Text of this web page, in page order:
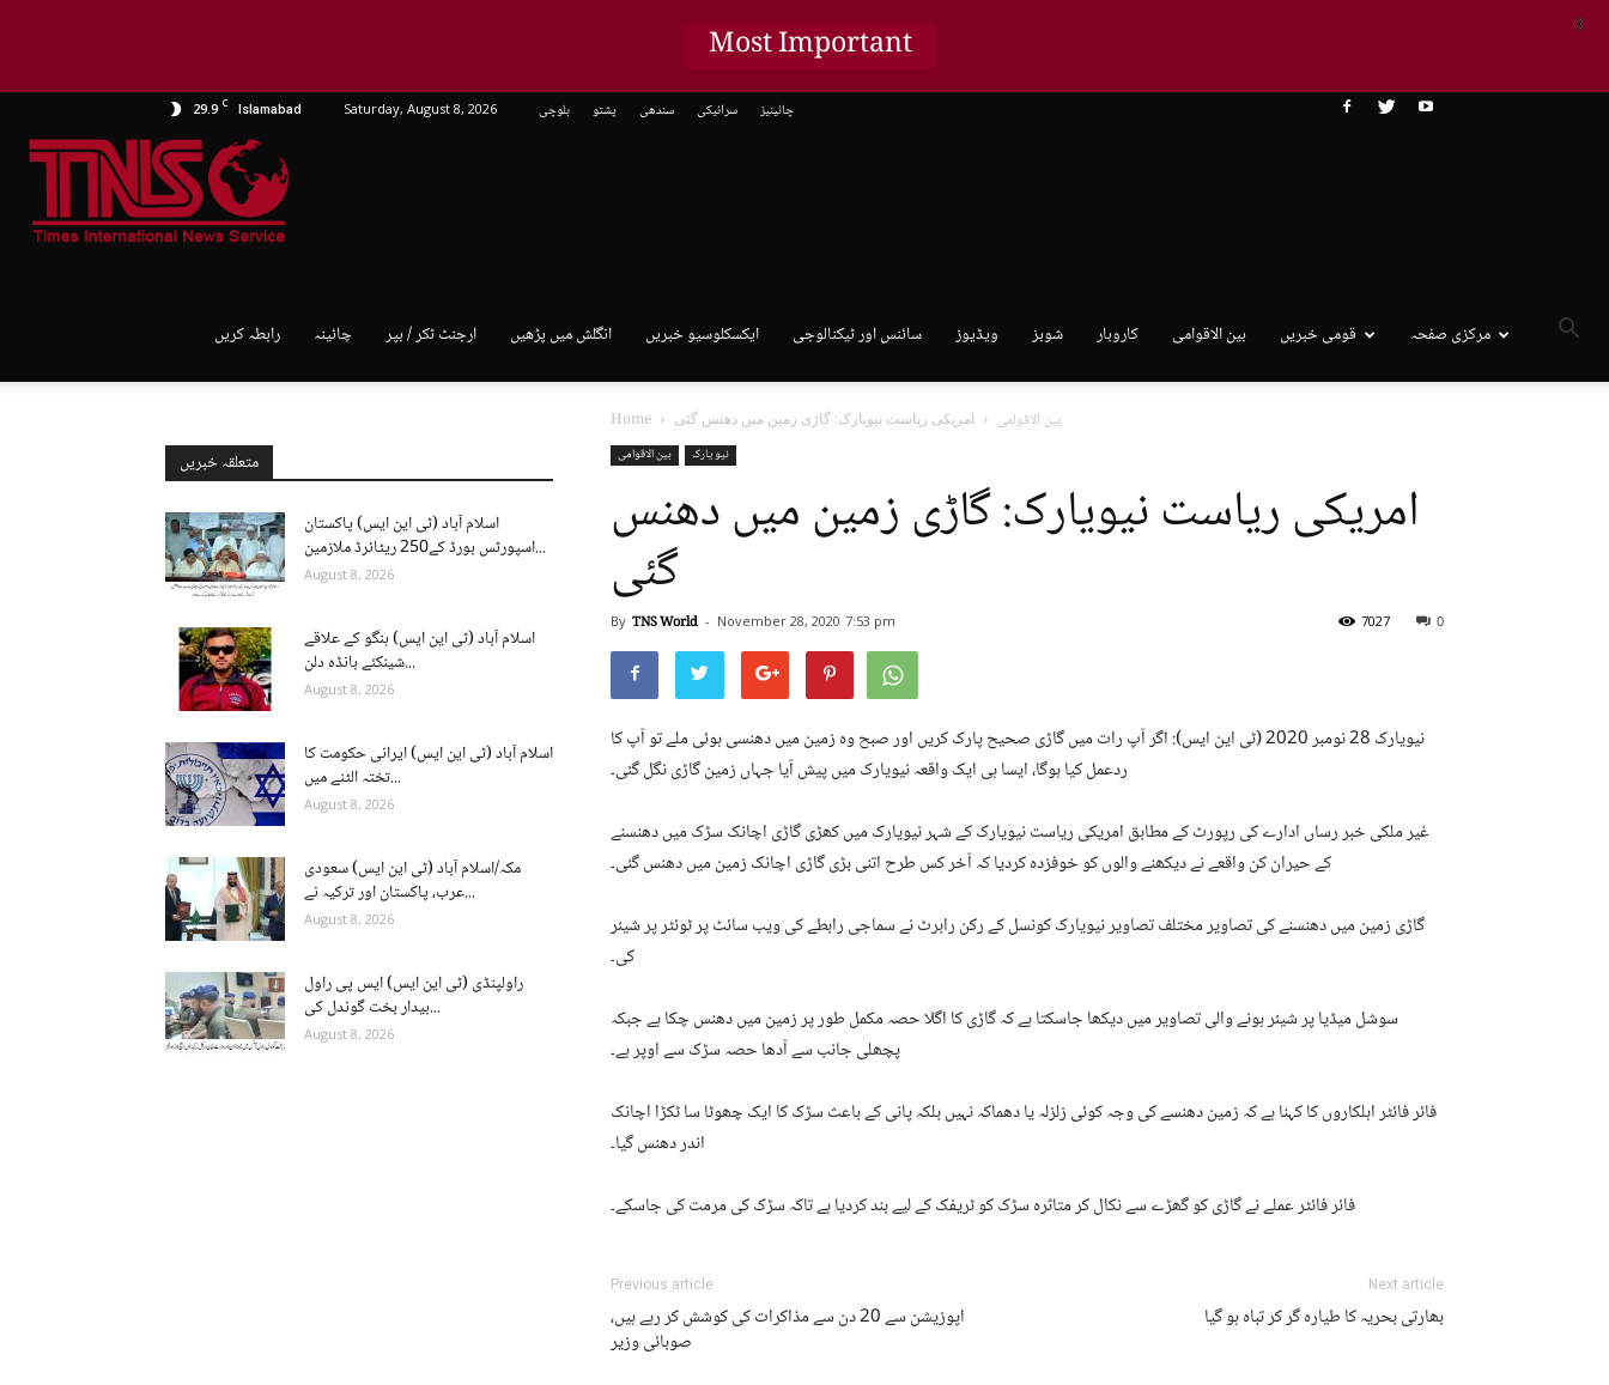
29.9 C Islamabad Saturday, August 8, 2026 بلوچی پشتو سندھی سرائیکی چائینیز
رابطہ کریں چائینہ ارجنٹ ٹکر / بپر انگلش میں پڑھیں ایکسکلوسیو خبریں سائنس اور ٹیکنالوجی ویڈیوز شوبز کاروبار بین الاقوامی قومی خبریں مرکزی صفحہ
Home بین الاقوامی
امریکی ریاست نیویارک: گاڑی زمین میں دھنس گئی
بین الاقوامی
نیو یارک
امریکی ریاست نیویارک: گاڑی زمین میں دھنس
گئی
By TNS World - November 28, 2020 7:53 pm 0
7027
نیویارک 28 نومبر 2020 (ٹی این ایس): ‌اگر آپ رات میں گاڑی صحیح پارک کریں اور صبح وہ زمین میں دھنسی ہوئی ملے تو آپ کا
ردعمل کیا ہوگا، ایسا ہی ایک واقعہ نیویارک میں پیش آیا جہاں زمین گاڑی نگل گئی۔
غیر ملکی خبر رساں ادارے کی رپورٹ کے مطابق امریکی ریاست نیویارک کے شہر نیویارک میں کھڑی گاڑی اچانک سڑک میں دھنسنے
کے حیران کن واقعے نے دیکھنے والوں کو خوفزدہ کردیا کہ آخر کس طرح اتنی بڑی گاڑی اچانک زمین میں دھنس گئی۔
گاڑی زمین میں دھنسنے کی تصاویر مختلف تصاویر نیویارک کونسل کے رکن رابرٹ نے سماجی رابطے کی ویب سائٹ پر ٹوئٹر پر شیئر
کی۔
سوشل میڈیا پر شیئر ہونے والی تصاویر میں دیکھا جاسکتا ہے کہ گاڑی کا اگلا حصہ مکمل طور پر زمین میں دھنس چکا ہے جبکہ
پچھلی جانب سے آدھا حصہ سڑک سے اوپر ہے۔
فائر فائٹر اہلکاروں کا کہنا ہے کہ زمین دھنسے کی وجہ کوئی زلزلہ یا دھماکہ نہیں بلکہ پانی کے باعث سڑک کا ایک چھوٹا سا ٹکڑا اچانک
اندر دھنس گیا۔
فائر فائٹر عملے نے گاڑی کو گھڑے سے نکال کر متاثرہ سڑک کو ٹریفک کے لیے بند کردیا ہے تاکہ سڑک کی مرمت کی جاسکے۔
Previous article
اپوزیشن سے 20 دن سے مذاکرات کی کوشش کر رہے ہیں،
صوبائی وزیر
Next article
بھارتی بحریہ کا طیارہ گر کر تباہ ہو گیا
متعلقہ خبریں
اسلام آباد (ٹی این ایس) پاکستان
اسپورٹس بورڈ کے250 ریٹائرڈ ملازمین...
August 8, 2026
اسلام آباد (ٹی این ایس) ہنگو کے علاقے
شینکئے بانڈہ دلن...
August 8, 2026
اسلام آباد (ٹی این ایس) ایرانی حکومت کا
تختہ الٹنے میں...
August 8, 2026
مکہ/اسلام آباد (ٹی این ایس) سعودی
عرب، پاکستان اور ترکیہ نے...
August 8, 2026
راولپنڈی (ٹی این ایس) ایس پی راول
بیدار بخت گوندل کی...
August 8, 2026
Most Important X